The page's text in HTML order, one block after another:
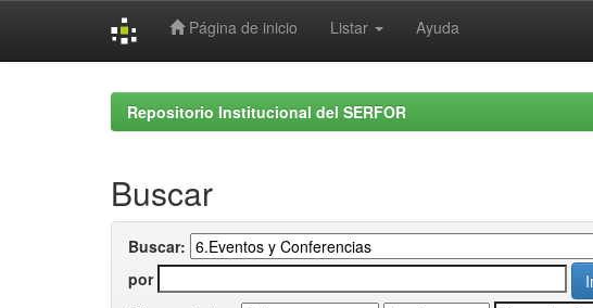
Página de inicio Listar Ayuda
Repositorio Institucional del SERFOR
Buscar
Buscar:
por